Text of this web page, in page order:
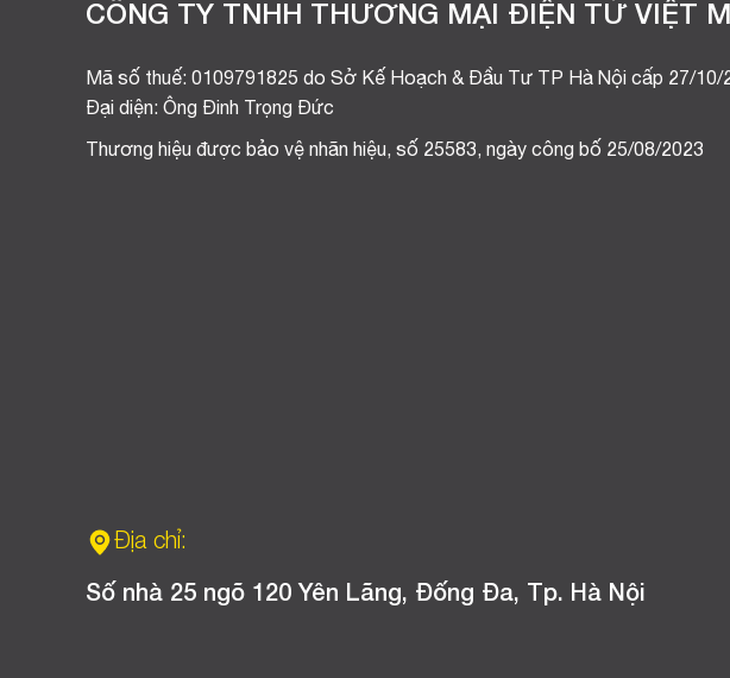
CÔNG TY TNHH THƯƠNG MẠI ĐIỆN TỬ VIỆT
Mã số thuế: 0109791825 do Sở Kế Hoạch & Đầu Tư TP Hà Nội cấp 27/10/
Đại diện: Ông Đinh Trọng Đức
Thương hiệu được bảo vệ nhãn hiệu, số 25583, ngày công bố 25/08/2023
Địa chỉ:
Số nhà 25 ngõ 120 Yên Lãng, Đống Đa, Tp. Hà Nội